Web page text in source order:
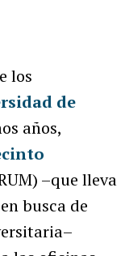
los
de
años,
–que lleva
busca de